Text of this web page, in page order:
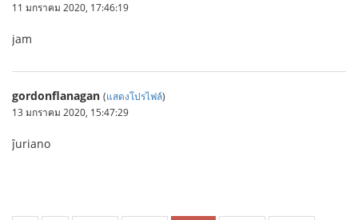
11 มกราคม 2020, 17:46:19
jam
gordonflanagan (แสดงโปรไฟล์)
13 มกราคม 2020, 15:47:29
ĵuriano